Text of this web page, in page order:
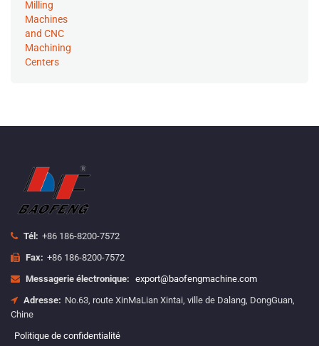
Tél: +86 186-8200-7572
Fax: +86 186-8200-7572
Messagerie électronique: export@baofengmachine.com
Adresse: No.63, route XinMaLian Xintai, ville de Dalang, DongGuan,
Chine
Politique de confidentialité